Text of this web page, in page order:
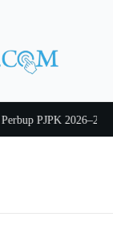
PJPK 2026–2030